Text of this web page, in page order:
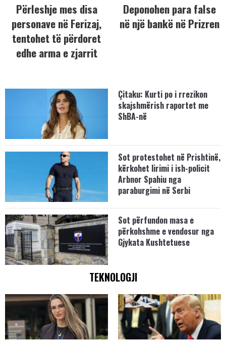
Përleshje mes disa
personave në Ferizaj,
tentohet të përdoret
edhe arma e zjarrit
Deponohen para false
në një bankë në Prizren
Çitaku: Kurti po i rrezikon
skajshmërish raportet me
ShBA-në
Sot protestohet në Prishtinë,
kërkohet lirimi i ish-policit
Arbnor Spahiu nga
paraburgimi në Serbi
Sot përfundon masa e
përkohshme e vendosur nga
Gjykata Kushtetuese
TEKNOLOGJI